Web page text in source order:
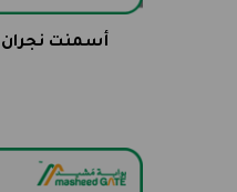
أسمنت نجران –